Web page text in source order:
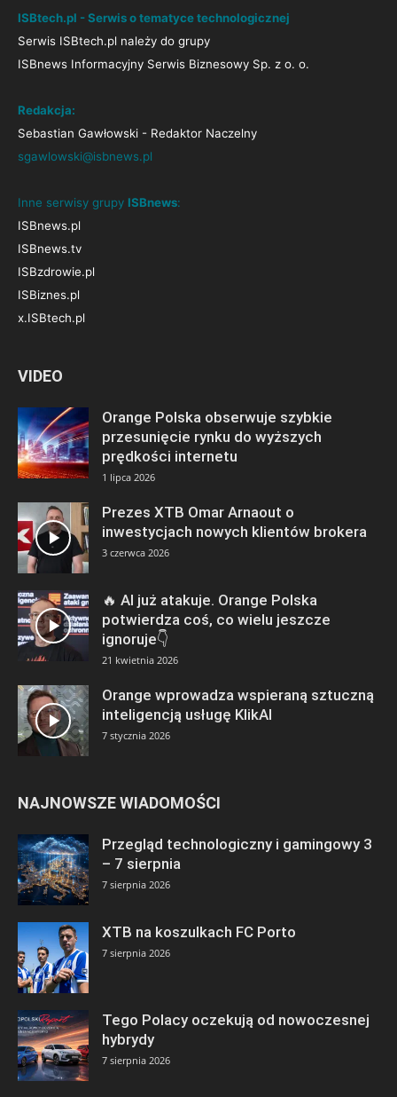
ISBtech.pl - Serwis o tematyce technologicznej
Serwis ISBtech.pl należy do grupy
ISBnews Informacyjny Serwis Biznesowy Sp. z o. o.
Redakcja:
Sebastian Gawłowski - Redaktor Naczelny
sgawlowski@isbnews.pl
Inne serwisy grupy ISBnews:
ISBnews.pl
ISBnews.tv
ISBzdrowie.pl
ISBiznes.pl
x.ISBtech.pl
VIDEO
Orange Polska obserwuje szybkie
przesunięcie rynku do wyższych
prędkości internetu
1 lipca 2026
Prezes XTB Omar Arnaout o
inwestycjach nowych klientów brokera
3 czerwca 2026
🔥 AI już atakuje. Orange Polska
potwierdza coś, co wielu jeszcze
ignoruje👇
21 kwietnia 2026
Orange wprowadza wspieraną sztuczną
inteligencją usługę KlikAI
7 stycznia 2026
NAJNOWSZE WIADOMOŚCI
Przegląd technologiczny i gamingowy 3
– 7 sierpnia
7 sierpnia 2026
XTB na koszulkach FC Porto
7 sierpnia 2026
Tego Polacy oczekują od nowoczesnej
hybrydy
7 sierpnia 2026